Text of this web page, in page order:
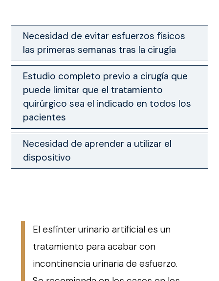
Necesidad de evitar esfuerzos físicos
las primeras semanas tras la cirugía
Estudio completo previo a cirugía que
puede limitar que el tratamiento
quirúrgico sea el indicado en todos los
pacientes
Necesidad de aprender a utilizar el
dispositivo
El esfínter urinario artificial es un
tratamiento para acabar con
incontinencia urinaria de esfuerzo.